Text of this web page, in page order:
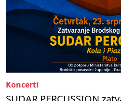
Koncerti